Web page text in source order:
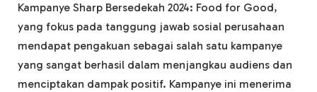
Kampanye Sharp Bersedekah 2024: Food for Good,
yang fokus pada tanggung jawab sosial perusahaan
mendapat pengakuan sebagai salah satu kampanye
yang sangat berhasil dalam menjangkau audiens dan
menciptakan dampak positif. Kampanye ini menerima